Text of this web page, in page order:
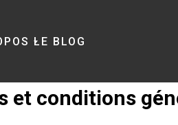
LE BLOG
et conditions